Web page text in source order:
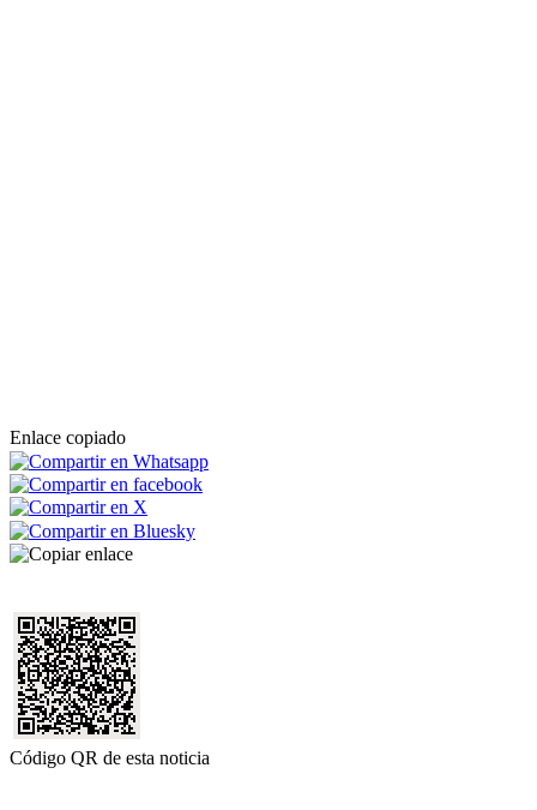
Enlace copiado
Código QR de esta noticia